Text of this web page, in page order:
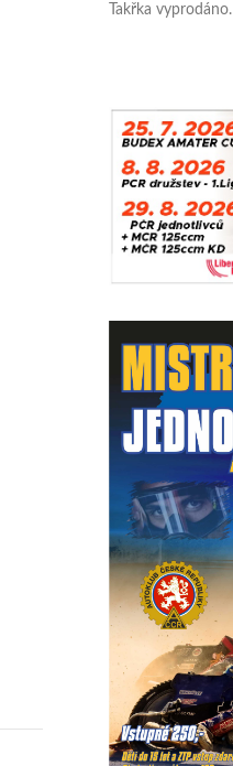
Takřka vyprodáno.